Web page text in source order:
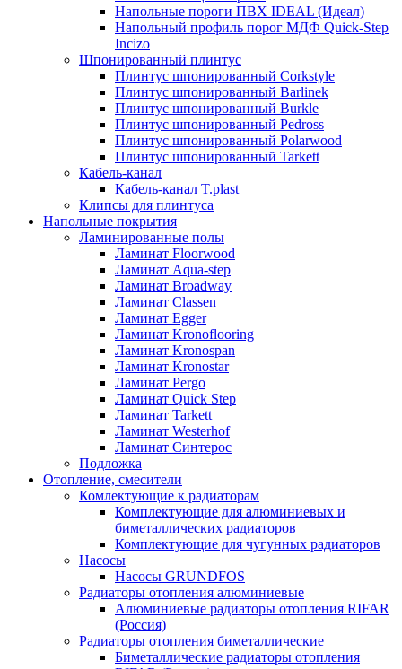
Напольные пороги ПВХ IDEAL (Идеал)
Напольный профиль порог МДФ Quick-Step
Incizo
Шпонированный плинтус
Плинтус шпонированный Corkstyle
Плинтус шпонированный Barlinek
Плинтус шпонированный Burkle
Плинтус шпонированный Pedross
Плинтус шпонированный Polarwood
Плинтус шпонированный Tarkett
Кабель-канал
Кабель-канал T.plast
Клипсы для плинтуса
Напольные покрытия
Ламинированные полы
Ламинат Floorwood
Ламинат Aqua-step
Ламинат Broadway
Ламинат Classen
Ламинат Egger
Ламинат Kronoflooring
Ламинат Kronospan
Ламинат Kronostar
Ламинат Pergo
Ламинат Quick Step
Ламинат Tarkett
Ламинат Westerhof
Ламинат Синтерос
Подложка
Отопление, смесители
Комлектующие к радиаторам
Комплектующие для алюминиевых и
биметаллических радиаторов
Комплектующие для чугунных радиаторов
Насосы
Насосы GRUNDFOS
Радиаторы отопления алюминиевые
Алюминиевые радиаторы отопления RIFAR
(Россия)
Радиаторы отопления биметаллические
Биметаллические радиаторы отопления